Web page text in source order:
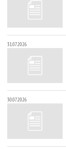
31.07.2026
30.07.2026